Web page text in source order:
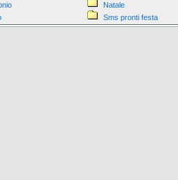
Natale
Sms pronti festa